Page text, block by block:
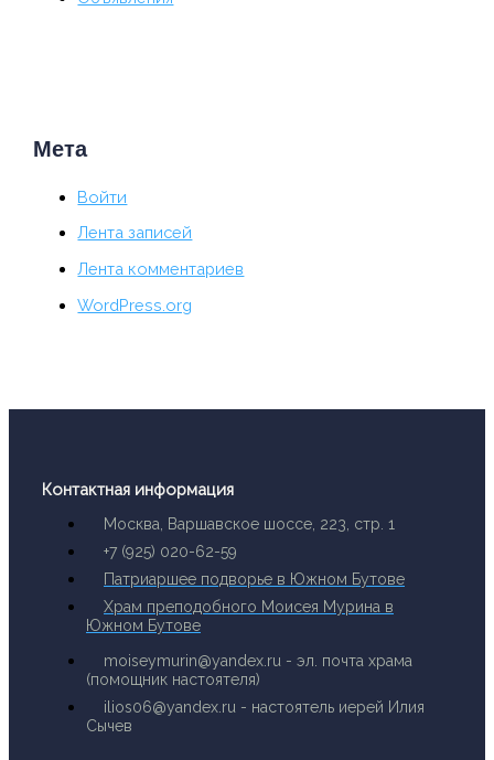
Мета
Войти
Лента записей
Лента комментариев
WordPress.org
Контактная информация
Москва, Варшавское шоссе, 223, стр. 1
+7 (925) 020-62-59
Патриаршее подворье в Южном Бутове
Храм преподобного Моисея Мурина в
Южном Бутове
moiseymurin@yandex.ru - эл. почта храма
(помощник настоятеля)
ilios06@yandex.ru - настоятель иерей Илия
Сычев